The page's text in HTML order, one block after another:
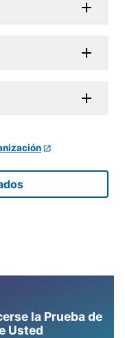
la Prueba de
Usted